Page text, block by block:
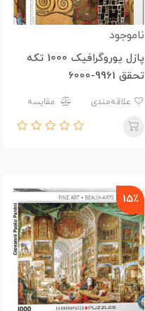
ناموجود
پازل یوروگرافیک 1000 تکه
تحقق 9961-6000
مقایسه
15٪